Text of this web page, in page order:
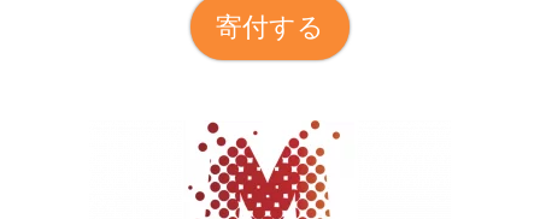
寄付する